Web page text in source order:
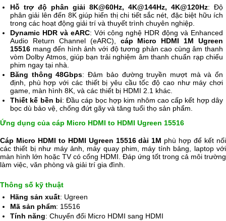
Hỗ trợ độ phân giải 8K@60Hz, 4K@144Hz, 4K@120Hz: Độ
phân giải lên đến 8K giúp hiển thị chi tiết sắc nét, đặc biệt hữu ích
trong các hoạt động giải trí và thuyết trình chuyên nghiệp.
Dynamic HDR và eARC: Với công nghệ HDR động và Enhanced
Audio Return Channel (eARC), cáp Micro HDMI 1M Ugreen
15516 mang đến hình ảnh với độ tương phản cao cùng âm thanh
vòm Dolby Atmos, giúp bạn trải nghiệm âm thanh chuẩn rạp chiếu
phim ngay tại nhà.
Băng thông 48Gbps: Đảm bảo đường truyền mượt mà và ổn
định, phù hợp với các thiết bị yêu cầu tốc độ cao như máy chơi
game, màn hình 8K, và các thiết bị HDMI 2.1 khác.
Thiết kế bền bỉ: Đầu cáp bọc hợp kim nhôm cao cấp kết hợp dây
bọc dù bảo vệ, chống đứt gãy và tăng tuổi thọ sản phẩm.
Ứng dụng của cáp Micro HDMI to HDMI Ugreen 15516
Cáp Micro HDMI to HDMI Ugreen 15516 dài 1M phù hợp để kết nối
các thiết bị như máy ảnh, máy quay phim, máy tính bảng, laptop với
màn hình lớn hoặc TV có cổng HDMI. Đáp ứng tốt trong cả môi trường
làm việc, văn phòng và giải trí gia đình.
Thông số kỹ thuật
Hãng sản xuất: Ugreen
Mã sản phẩm: 15516
Tính năng: Chuyển đổi Micro HDMI sang HDMI